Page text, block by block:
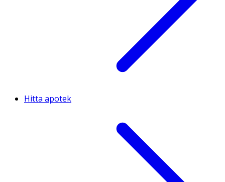
Hitta apotek